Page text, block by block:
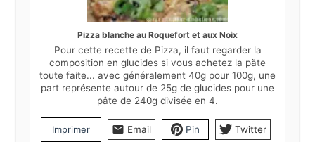
Pizza blanche au Roquefort et aux Noix
Pour cette recette de Pizza, il faut regarder la
composition en glucides si vous achetez la päte
toute faite... avec généralement 40g pour 100g, une
part représente autour de 25g de glucides pour une
pâte de 240g divisée en 4.
Imprimer Email Pin Twitter